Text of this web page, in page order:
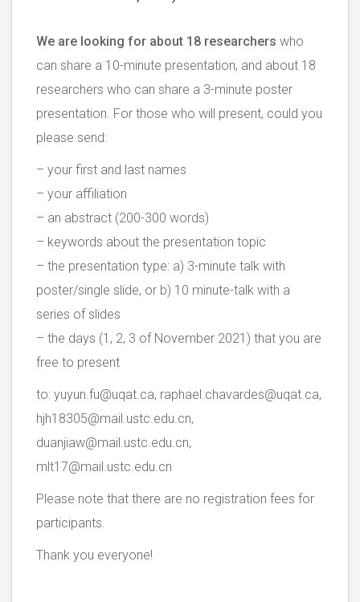
We are looking for about 18 researchers who
can share a 10-minute presentation, and about 18
researchers who can share a 3-minute poster
presentation. For those who will present, could you
please send:
– your first and last names
– your affiliation
– an abstract (200-300 words)
– keywords about the presentation topic
– the presentation type: a) 3-minute talk with
poster/single slide, or b) 10 minute-talk with a
series of slides
– the days (1, 2, 3 of November 2021) that you are
free to present
to: yuyun.fu@uqat.ca, raphael.chavardes@uqat.ca,
hjh18305@mail.ustc.edu.cn,
duanjiaw@mail.ustc.edu.cn,
mlt17@mail.ustc.edu.cn
Please note that there are no registration fees for
participants.
Thank you everyone!